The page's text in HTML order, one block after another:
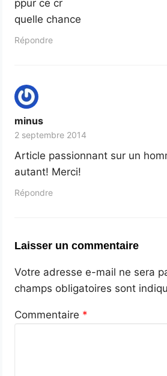
ppur ce cr
quelle chance
Répondre
minus
2 septembre 2014
Article passionnant sur un
autant! Merci!
Répondre
Laisser un commentaire
Votre adresse e-mail ne sera
champs obligatoires sont
Commentaire *